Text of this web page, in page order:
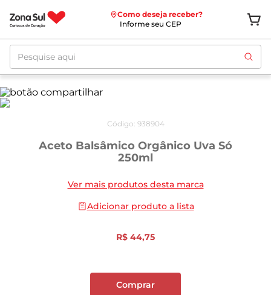
Como deseja receber?
Informe seu CEP
Pesquise aqui
Código: 938904
Aceto Balsâmico Orgânico Uva Só
250ml
Ver mais produtos desta marca
Adicionar produto a lista
R$ 44,75
Comprar